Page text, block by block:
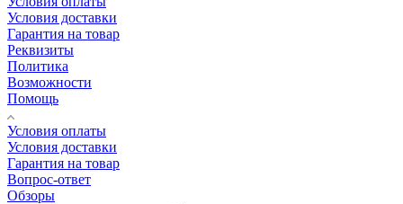
Условия доставки
Гарантия на товар
Реквизиты
Политика
Возможности
Помощь
Условия оплаты
Условия доставки
Гарантия на товар
Вопрос-ответ
Обзоры